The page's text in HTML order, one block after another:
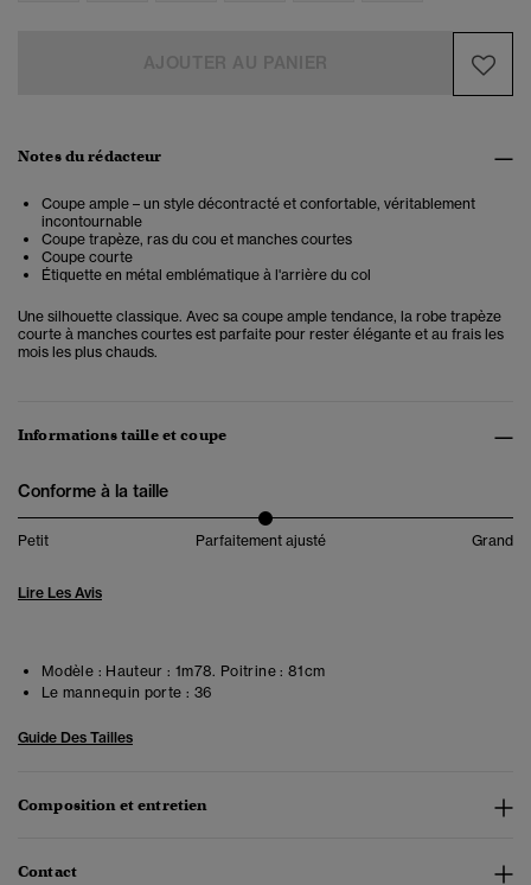
Notes du rédacteur
Coupe ample – un style décontracté et confortable, véritablement
incontournable
Coupe trapèze, ras du cou et manches courtes
Coupe courte
Étiquette en métal emblématique à l'arrière du col
Une silhouette classique. Avec sa coupe ample tendance, la robe trapèze
courte à manches courtes est parfaite pour rester élégante et au frais les
mois les plus chauds.
Informations taille et coupe
Conforme à la taille
Petit Parfaitement ajusté Grand
Lire Les Avis
Modèle : Hauteur : 1m78. Poitrine : 81cm
Le mannequin porte : 36
Guide Des Tailles
Composition et entretien
Contact